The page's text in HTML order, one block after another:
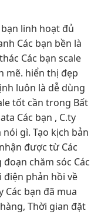
linh hoạt đủ
Các bạn bền là
thác Các bạn scale
mẽ. hiển thị đẹp
luôn là dễ dùng
tốt cần trong Bất
Các bạn , C.ty
gì. Tạo kịch bản
được từ Các
đoạn chăm sóc Các
điện phản hồi về
Các bạn đã mua
Thời gian đặt